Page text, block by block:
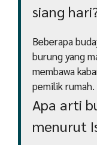
siang
Beberapa
burung yang
membawa
pemilik rumah.
Apa arti
menurut